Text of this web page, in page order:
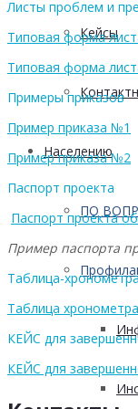
Кейсы
Населению
ПО
Листы проблем и
Типовая форма
Типовая форма
Примеры приказов
Пример приказа №1
Пример приказа №2
Паспорт проекта
Паспорт проекта
Пример паспорта
Таблица-
Таблица
КЕЙС для
КЕЙС для